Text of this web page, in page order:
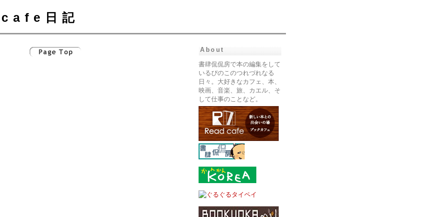
cafe日記
About
書肆侃侃房で本の編集をして
いるぴのこのつれづれなる
日々。大好きなカフェ、本、
映画、音楽、旅、カエル、そ
して仕事のことなど。